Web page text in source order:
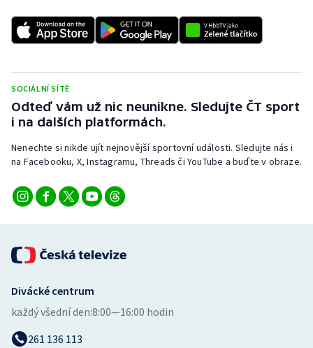
SOCIÁLNÍ SÍTĚ
Odteď vám už nic neunikne. Sledujte ČT sport
i na dalších platformách.
Nenechte si nikde ujít nejnovější sportovní události. Sledujte nás i
na Facebooku, X, Instagramu, Threads či YouTube a buďte v obraze.
Divácké centrum
každý všední den:8:00—16:00 hodin
261 136 113